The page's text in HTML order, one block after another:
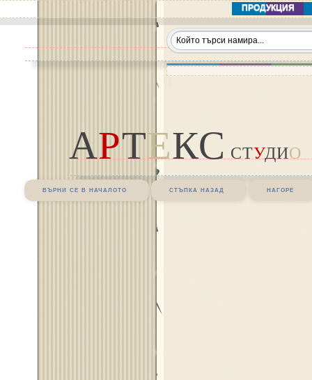
ПРОДУКЦИЯ
АРТЕКС СТУДИО
върни се в началото стъпка назад нагоре